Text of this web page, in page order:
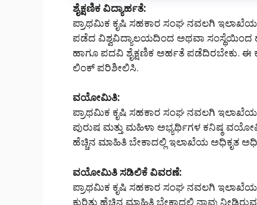
ಶೈಕ್ಷಣಿಕ ವಿದ್ಯಾರ್ಹತೆ:
ಪ್ರಾಥಮಿಕ ಕೃಷಿ ಸಹಕಾರ ಸಂಘ ನವಲಗಿ ಇಲಾಖೆಯ
ಪಡೆದ ವಿಶ್ವವಿದ್ಯಾಲಯದಿಂದ ಅಥವಾ ಸಂಸ್ಥೆಯಿಂದ
ಹಾಗೂ ಪದವಿ ಶೈಕ್ಷಣಿಕ ಅರ್ಹತೆ ಪಡೆದಿರಬೇಕು. ಈ
ಲಿಂಕ್ ಪರಿಶೀಲಿಸಿ.
ವಯೋಮಿತಿ:
ಪ್ರಾಥಮಿಕ ಕೃಷಿ ಸಹಕಾರ ಸಂಘ ನವಲಗಿ
ಪುರುಷ ಮತ್ತು ಮಹಿಳಾ ಅಭ್ಯರ್ಥಿಗಳ ಕನಿಷ್ಠ
ಹೆಚ್ಚಿನ ಮಾಹಿತಿ ಬೇಕಾದಲ್ಲಿ ಇಲಾಖೆಯ ಅಧಿಕೃತ
ವಯೋಮಿತಿ ಸಡಿಲಿಕೆ ವಿವರಣೆ:
ಪ್ರಾಥಮಿಕ ಕೃಷಿ ಸಹಕಾರ ಸಂಘ ನವಲಗಿ
ಕುರಿತು ಹೆಚ್ಚಿನ ಮಾಹಿತಿ ಬೇಕಾದಲ್ಲಿ ನಾವು